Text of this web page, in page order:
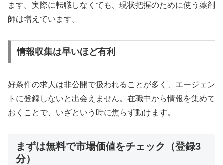
ます。実際に転職しなくても、現状把握のために使う薬剤
師は増えています。
情報収集は早いほど有利
好条件の求人は非公開で扱われることが多く、エージェン
トに登録しないと出会えません。在職中から情報を集めて
おくことで、いざという時に焦らず動けます。
まずは無料で市場価値をチェック（登録3
分）